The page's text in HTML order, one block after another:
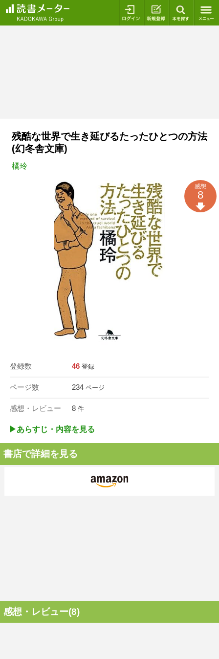
ログイン 新規登録
残酷な世界で生き延びるたったひとつの方法
(幻冬舎文庫)
橘玲
登録数 46 登録
ページ数 234 ページ
感想・レビュー 8 件
感想
8
▶︎あらすじ・内容を見る
書店で詳細を見る
感想・レビュー(8)